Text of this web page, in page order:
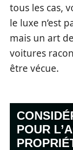
tous les cas,
le luxe n’est
mais un art
voitures
être vécue.
POUR